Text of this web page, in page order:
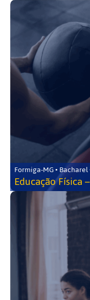
Formiga-MG • Bacharel
Educação Física